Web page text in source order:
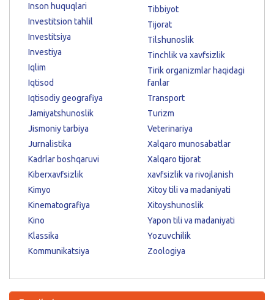
Inson huquqlari
Investitsion tahlil
Investitsiya
Investiya
Iqlim
Iqtisod
Iqtisodiy geografiya
Jamiyatshunoslik
Jismoniy tarbiya
Jurnalistika
Kadrlar boshqaruvi
Kiberxavfsizlik
Kimyo
Kinematografiya
Kino
Klassika
Kommunikatsiya
Tibbiyot
Tijorat
Tilshunoslik
Tinchlik va xavfsizlik
Tirik organizmlar haqidagi
fanlar
Transport
Turizm
Veterinariya
Xalqaro munosabatlar
Xalqaro tijorat
xavfsizlik va rivojlanish
Xitoy tili va madaniyati
Xitoyshunoslik
Yapon tili va madaniyati
Yozuvchilik
Zoologiya